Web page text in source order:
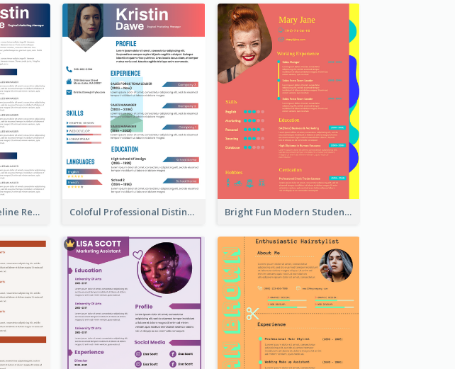
Dark Abstract Timeline Resume Coloful Professional Distinguished Resume Bright Fun Modern Student Resume